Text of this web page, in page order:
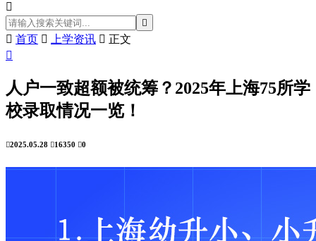


 首页  上学资讯  正文

人户一致超额被统筹？2025年上海75所学
校录取情况一览！
2025.05.28 16350 0